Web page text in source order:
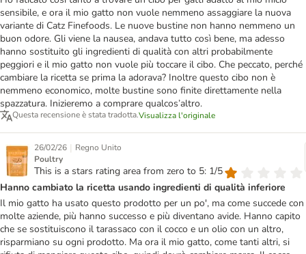
sensibile, e ora il mio gatto non vuole nemmeno assaggiare la nuova
variante di Catz Finefoods. Le nuove bustine non hanno nemmeno un
buon odore. Gli viene la nausea, andava tutto così bene, ma adesso
hanno sostituito gli ingredienti di qualità con altri probabilmente
peggiori e il mio gatto non vuole più toccare il cibo. Che peccato, perché
cambiare la ricetta se prima la adorava? Inoltre questo cibo non è
nemmeno economico, molte bustine sono finite direttamente nella
spazzatura. Inizieremo a comprare qualcos’altro.
Questa recensione è stata tradotta.Visualizza l'originale
26/02/26 | Regno Unito
Poultry
This is a stars rating area from zero to 5: 1/5
Hanno cambiato la ricetta usando ingredienti di qualità inferiore
Il mio gatto ha usato questo prodotto per un po', ma come succede con
molte aziende, più hanno successo e più diventano avide. Hanno capito
che se sostituiscono il tarassaco con il cocco e un olio con un altro,
risparmiano su ogni prodotto. Ma ora il mio gatto, come tanti altri, si